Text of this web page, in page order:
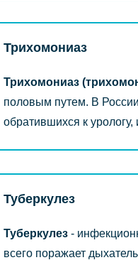
Трихомониаз
Трихомониаз
половым путем. В
обратившихся к
Туберкулез
Туберкулез -
всего поражает